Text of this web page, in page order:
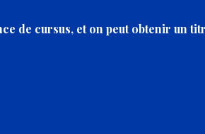
de cursus, et on peut obtenir un